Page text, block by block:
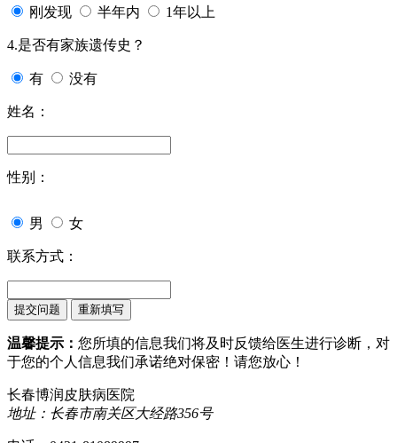
刚发现 半年内 1年以上
4.是否有家族遗传史？
有 没有
姓名：
性别：
男 女
联系方式：
温馨提示： 您所填的信息我们将及时反馈给医生进行诊断，对
于您的个人信息我们承诺绝对保密！请您放心！
长春博润皮肤病医院
地址：长春市南关区大经路356号